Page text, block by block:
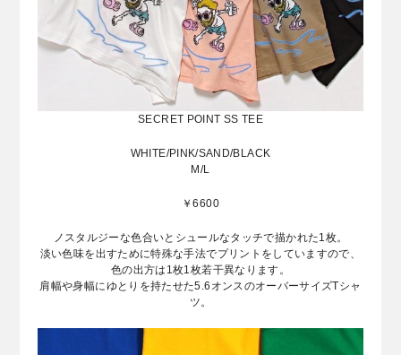
SECRET POINT SS TEE
WHITE/PINK/SAND/BLACK
M/L
￥6600
ノスタルジーな色合いとシュールなタッチで描かれた1枚。
淡い色味を出すために特殊な手法でプリントをしていますので、
色の出方は1枚1枚若干異なります。
肩幅や身幅にゆとりを持たせた5.6オンスのオーバーサイズTシャ
ツ。